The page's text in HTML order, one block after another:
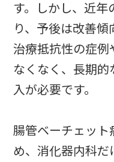
す。しかし、近年
り、予後は改善傾
治療抵抗性の症
なくなく、長期
入が必要です。
腸管ベーチェッ
め、消化器内科だ